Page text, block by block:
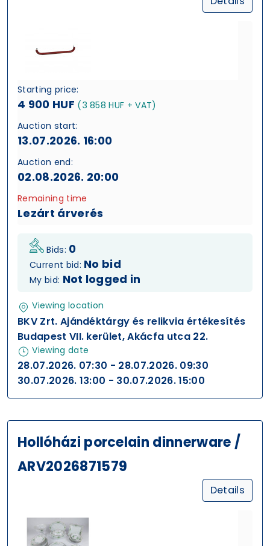
Starting price:
4 900 HUF (3 858 HUF + VAT)
Auction start:
13.07.2026. 16:00
Auction end:
02.08.2026. 20:00
Remaining time
Lezárt árverés
Bids: 0
Current bid: No bid
My bid: Not logged in
Viewing location
BKV Zrt. Ajándéktárgy és relikvia értékesítés
Budapest VII. kerület, Akácfa utca 22.
Viewing date
28.07.2026. 07:30 - 28.07.2026. 09:30
30.07.2026. 13:00 - 30.07.2026. 15:00
Hollóházi porcelain dinnerware /
ARV2026871579
Details